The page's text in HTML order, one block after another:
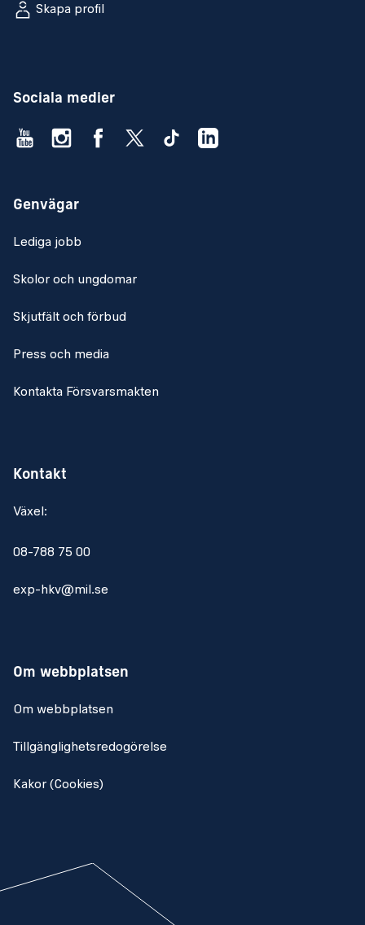
Skapa profil
Sociala medier
Genvägar
Lediga jobb
Skolor och ungdomar
Skjutfält och förbud
Press och media
Kontakta Försvarsmakten
Kontakt
Växel:
08-788 75 00
exp-hkv@mil.se
Om webbplatsen
Om webbplatsen
Tillgänglighetsredogörelse
Kakor (Cookies)